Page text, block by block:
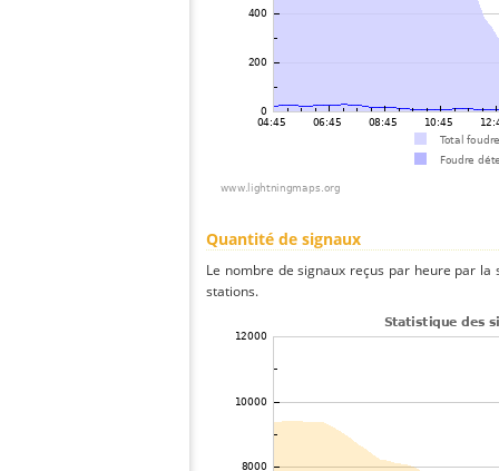
Quantité de signaux
Le nombre de signaux reçus par heure par
stations.